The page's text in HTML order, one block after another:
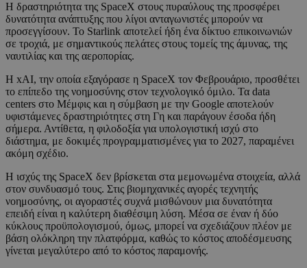
Η δραστηριότητα της SpaceX στους πυραύλους της προσφέρει
δυνατότητα ανάπτυξης που λίγοι ανταγωνιστές μπορούν να
προσεγγίσουν. Το Starlink αποτελεί ήδη ένα δίκτυο επικοινωνιών
σε τροχιά, με σημαντικούς πελάτες στους τομείς της άμυνας, της
ναυτιλίας και της αεροπορίας.
Η xAI, την οποία εξαγόρασε η SpaceX τον Φεβρουάριο, προσθέτει
το επίπεδο της νοημοσύνης στον τεχνολογικό όμιλο. Τα data
centers στο Μέμφις και η σύμβαση με την Google αποτελούν
υφιστάμενες δραστηριότητες στη Γη και παράγουν έσοδα ήδη
σήμερα. Αντίθετα, η φιλοδοξία για υπολογιστική ισχύ στο
διάστημα, με δοκιμές προγραμματισμένες για το 2027, παραμένει
ακόμη σχέδιο.
Η ισχύς της SpaceX δεν βρίσκεται στα μεμονωμένα στοιχεία, αλλά
στον συνδυασμό τους. Στις βιομηχανικές αγορές τεχνητής
νοημοσύνης, οι αγοραστές συχνά μισθώνουν μια δυνατότητα
επειδή είναι η καλύτερη διαθέσιμη λύση. Μέσα σε έναν ή δύο
κύκλους προϋπολογισμού, όμως, μπορεί να σχεδιάζουν πλέον με
βάση ολόκληρη την πλατφόρμα, καθώς το κόστος αποδέσμευσης
γίνεται μεγαλύτερο από το κόστος παραμονής.